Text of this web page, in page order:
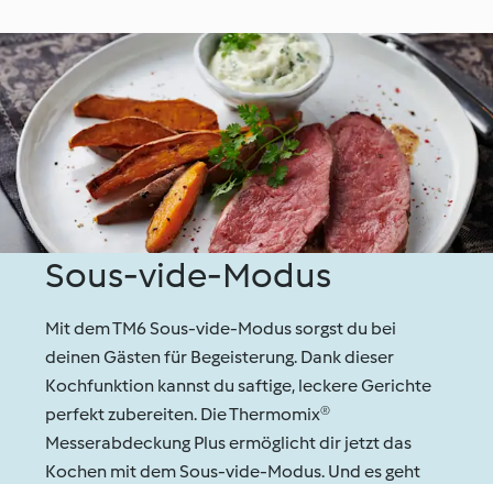
Sous-vide-Modus
Mit dem TM6 Sous-vide-Modus sorgst du bei
deinen Gästen für Begeisterung. Dank dieser
Kochfunktion kannst du saftige, leckere Gerichte
perfekt zubereiten. Die Thermomix®
Messerabdeckung Plus ermöglicht dir jetzt das
Kochen mit dem Sous-vide-Modus. Und es geht